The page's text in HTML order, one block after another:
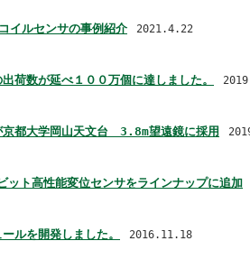
イルセンサの事例紹介 2021.4.22
荷数が延べ１００万個に達しました。
京都大学岡山天文台 3.8m望遠鏡に採用
ト高性能変位センサをラインナップに追加
ルを開発しました。 2016.11.18